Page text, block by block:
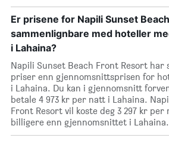
Er prisene for Napili Sunset
sammenlignbare med hoteller
i Lahaina?
Napili Sunset Beach Front Resort har
priser enn gjennomsnittsprisen for
i Lahaina. Du kan i gjennomsnitt
betale 4 973 kr per natt i Lahaina.
Front Resort vil koste deg 3 297 kr per
billigere enn gjennomsnittet i Lahaina.